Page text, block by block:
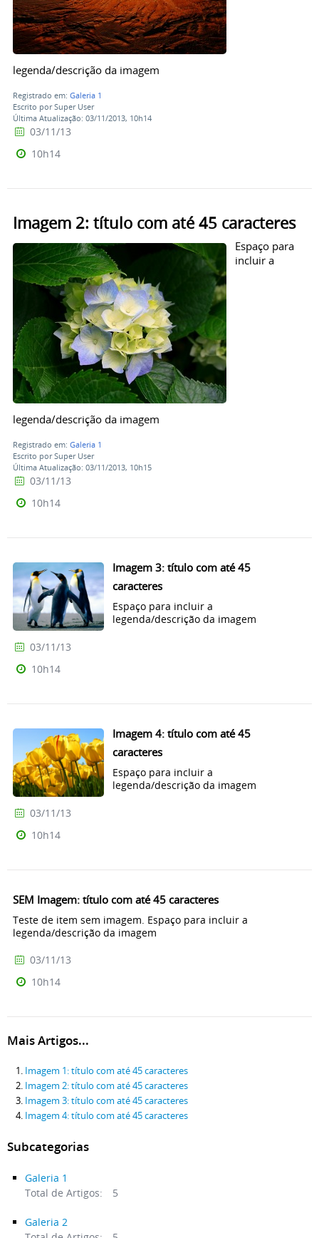
legenda/descrição da imagem
Registrado em: Galeria 1
Escrito por Super User
Última Atualização: 03/11/2013, 10h14
03/11/13
10h14
Imagem 2: título com até 45 caracteres
Espaço para
incluir a
legenda/descrição da imagem
Registrado em: Galeria 1
Escrito por Super User
Última Atualização: 03/11/2013, 10h15
03/11/13
10h14
Imagem 3: título com até 45
caracteres
Espaço para incluir a
legenda/descrição da imagem
03/11/13
10h14
Imagem 4: título com até 45
caracteres
Espaço para incluir a
legenda/descrição da imagem
03/11/13
10h14
SEM Imagem: título com até 45 caracteres
Teste de item sem imagem. Espaço para incluir a
legenda/descrição da imagem
03/11/13
10h14
Mais Artigos...
Imagem 1: título com até 45 caracteres
Imagem 2: título com até 45 caracteres
Imagem 3: título com até 45 caracteres
Imagem 4: título com até 45 caracteres
Subcategorias
Galeria 1
Total de Artigos:
5
Galeria 2